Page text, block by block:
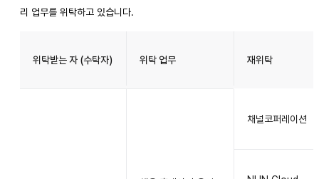
리 업무를 위탁하고 있습니다.
위탁받는 자 (수탁자) 위탁 업무 재위탁
채널코퍼레이션